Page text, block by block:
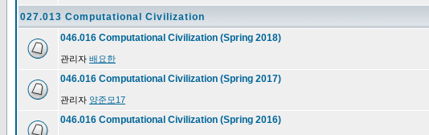
027.013 Computational Civilization
046.016 Computational Civilization (Spring 2018)
관리자 배요한
046.016 Computational Civilization (Spring 2017)
관리자 양준모17
046.016 Computational Civilization (Spring 2016)